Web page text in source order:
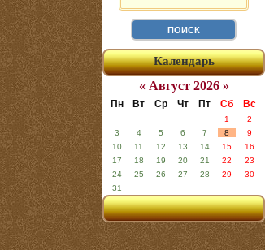
Календарь
« Август 2026 »
Пн Вт Ср Чт Пт Сб Вс
1
2
3
4 5 6 7 8
9
10
11 12 13 14 15
16
17
18 19 20 21 22
23
24
25 26 27 28 29
30
31